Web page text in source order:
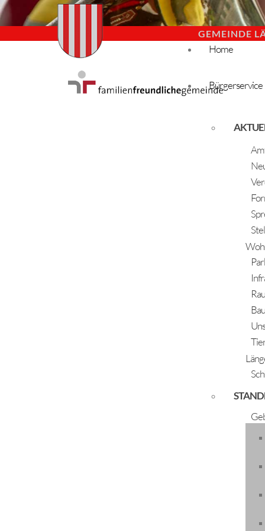
GEMEINDE
Home
Bürgerservice
Klassenabend Steirische